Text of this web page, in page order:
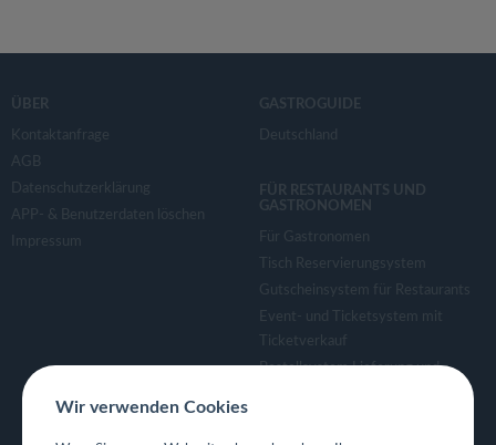
ÜBER
Kontaktanfrage
AGB
Datenschutzerklärung
APP- & Benutzerdaten löschen
Impressum
GASTROGUIDE
Deutschland
FÜR RESTAURANTS UND
GASTRONOMEN
Für Gastronomen
Tisch Reservierungsystem
Gutscheinsystem für Restaurants
Event- und Ticketsystem mit
Ticketverkauf
Bestellsystem Lieferung und
Wir verwenden Cookies